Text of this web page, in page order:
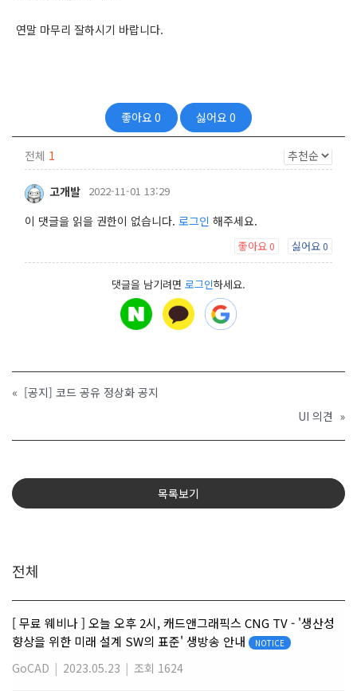
연말 마무리 잘하시기 바랍니다.
좋아요0 싫어요 0
전체 1
고개발 2022-11-01 13:29
이 댓글을 읽을 권한이 없습니다. 로그인 해주세요.
좋아요 0 싫어요0
댓글을 남기려면 로그인하세요.
« [공지] 코드 공유 정상화 공지
UI 의견 »
목록보기
전체
[ 무료 웨비나 ] 오늘 오후 2시, 캐드앤그래픽스 CNG TV - '생산성
향상을 위한 미래 설계 SW의 표준' 생방송 안내
NOTICE
GoCAD | 2023.05.23 | 조회 1624